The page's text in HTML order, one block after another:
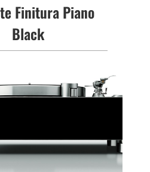
Finitura Piano
Black